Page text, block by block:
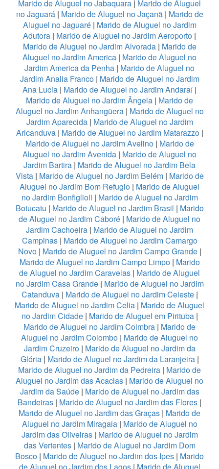
Marido de Aluguel no Jabaquara | Marido de Aluguel
no Jaguará| Marido de Aluguel no Jaçanã| Marido de
Aluguel no Jaguaré| Marido de Aluguel no Jardim
Adutora | Marido de Aluguel no Jardim Aeroporto |
Marido de Aluguel no Jardim Alvorada| Marido de
Aluguel no Jardim America | Marido de Aluguel no
Jardim America da Penha | Marido de Aluguel no
Jardim Analia Franco| Marido de Aluguel no Jardim
Ana Lucia | Marido de Aluguel no Jardim Andaraí|
Marido de Aluguel no Jardim Ângela | Marido de
Aluguel no Jardim Anhangüera| Marido de Aluguel no
Jardim Aparecida| Marido de Aluguel no Jardim
Aricanduva| Marido de Aluguel no Jardim Matarazzo|
Marido de Aluguel no Jardim Avelino| Marido de
Aluguel no Jardim Avenida | Marido de Aluguel no
Jardim Bartira | Marido de Aluguel no Jardim Bela
Vista| Marido de Aluguel no Jardim Belém| Marido de
Aluguel no Jardim Bom Refugio | Marido de Aluguel
no Jardim Bonfiglioli | Marido de Aluguel no Jardim
Botucatu | Marido de Aluguel no Jardim Brasil | Marido
de Aluguel no Jardim Caboré | Marido de Aluguel no
Jardim Cachoeira | Marido de Aluguel no Jardim
Campinas| Marido de Aluguel no Jardim Camargo
Novo| Marido de Aluguel no Jardim Campo Grande|
Marido de Aluguel no Jardim Campo Limpo| Marido
de Aluguel no Jardim Caravelas | Marido de Aluguel
no Jardim Casa Grande| Marido de Aluguel no Jardim
Catanduva| Marido de Aluguel no Jardim Celeste|
Marido de Aluguel no Jardim Celia | Marido de Aluguel
no Jardim Cidade| Marido de Aluguel em Pirituba|
Marido de Aluguel no Jardim Coimbra | Marido de
Aluguel no Jardim Colombo | Marido de Aluguel no
Jardim Cruzeiro| Marido de Aluguel no Jardim da
Glória| Marido de Aluguel no Jardim da Laranjeira|
Marido de Aluguel no Jardim da Pedreira | Marido de
Aluguel no Jardim das Acacias | Marido de Aluguel no
Jardim da Saúde| Marido de Aluguel no Jardim das
Bandeiras | Marido de Aluguel no Jardim das Flores |
Marido de Aluguel no Jardim das Graças | Marido de
Aluguel no Jardim Miragaia| Marido de Aluguel no
Jardim das Oliveiras| Marido de Aluguel no Jardim
das Vertentes| Marido de Aluguel no Jardim Dom
Bosco | Marido de Aluguel no Jardim dos Ipes | Marido